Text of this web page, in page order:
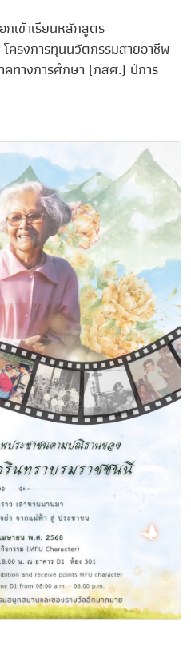
เข้าเรียนหลักสูตร
ครงการทุนนวัตกรรมสายอาชีพ
คทางการศึกษา (กสศ.) ปีการ